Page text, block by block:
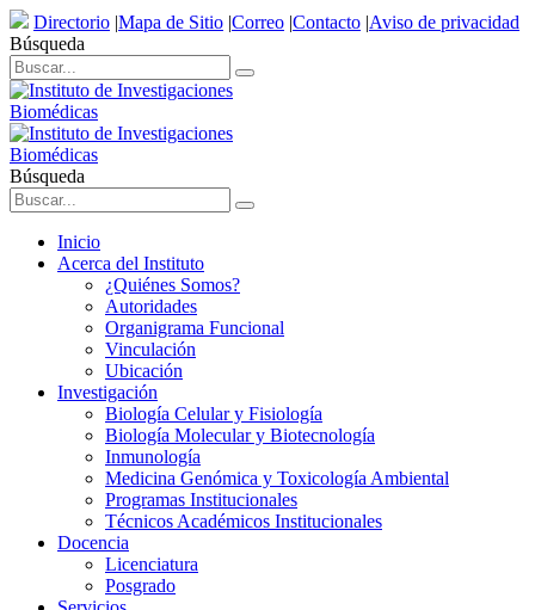
Directorio |Mapa de Sitio |Correo |Contacto |Aviso de privacidad
Búsqueda
Búsqueda
Inicio
Acerca del Instituto
¿Quiénes Somos?
Autoridades
Organigrama Funcional
Vinculación
Ubicación
Investigación
Biología Celular y Fisiología
Biología Molecular y Biotecnología
Inmunología
Medicina Genómica y Toxicología Ambiental
Programas Institucionales
Técnicos Académicos Institucionales
Docencia
Licenciatura
Posgrado